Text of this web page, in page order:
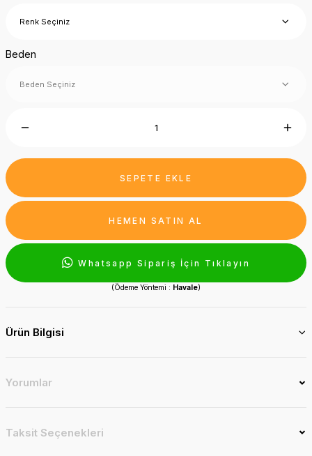
Beden
SEPETE EKLE
HEMEN SATIN AL
Whatsapp Sipariş İçin Tıklayın
(Ödeme Yöntemi : Havale)
Ürün Bilgisi
Yorumlar
Taksit Seçenekleri